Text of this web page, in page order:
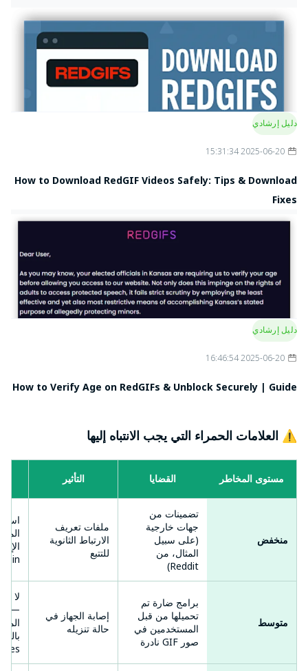
دليل إرشادي
2025-06-20 15:31:34
How to Download RedGIF Videos Safely: Tips & Download
Fixes
دليل إرشادي
2025-06-20 16:46:54
How to Verify Age on RedGIFs & Unblock Securely | Guide
⚠️ العلامات الحمراء التي يجب الانتباه إليها
مستوى المخاطر القضايا التأثير
منخفض
تضمينات من
جهات خارجية
(على سبيل
المثال، من
Reddit)
ملفات تعريف
الارتباط الثانوية
للتتبع
متوسط
برامج ضارة تم
تحميلها من قبل
المستخدمين في
صور GIF نادرة
إصابة الجهاز في
حالة تنزيله
لا
—